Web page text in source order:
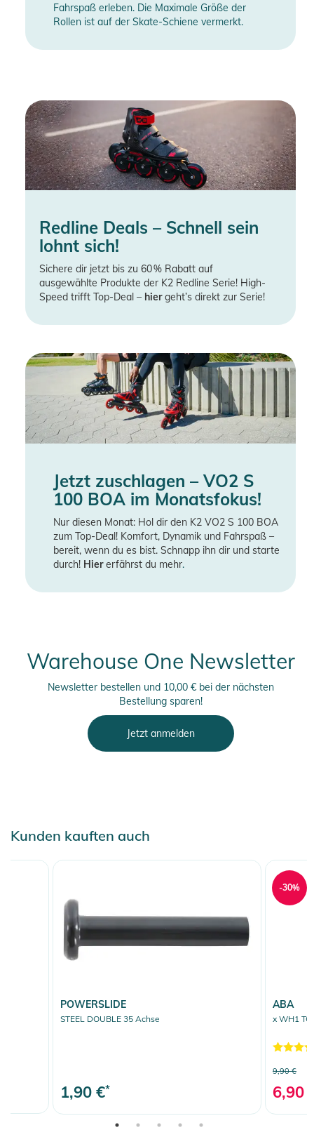
Fahrspaß erleben. Die Maximale Größe der
Rollen ist auf der Skate-Schiene vermerkt.
Redline Deals – Schnell sein
lohnt sich!
Sichere dir jetzt bis zu 60 % Rabatt auf
ausgewählte Produkte der K2 Redline Serie! High-
Speed trifft Top-Deal – hiergeht’s direkt zur Serie!
Jetzt zuschlagen – VO2 S
100 BOA im Monatsfokus!
Nur diesen Monat: Hol dir den K2 VO2 S 100 BOA
zum Top-Deal! Komfort, Dynamik und Fahrspaß –
bereit, wenn du es bist. Schnapp ihn dir und starte
durch! Hiererfährst du mehr.
Warehouse One Newsletter
Newsletter bestellen und 10,00 € bei der nächsten
Bestellung sparen!
Jetzt anmelden
Kunden kauften auch
POWERSLIDE
STEEL DOUBLE 35 Achse
1,90 €*
ABA
x WH1
9,90 €
6,90
-30%